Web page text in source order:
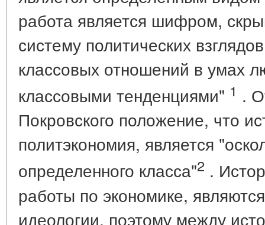
работа является шифром,
систему политических
классовых отношений в умах
классовыми тенденциями" 1 .
Покровского положение, что
политэкономия, является
определенного класса"2 .
работы по экономике,
идеологии, поэтому между